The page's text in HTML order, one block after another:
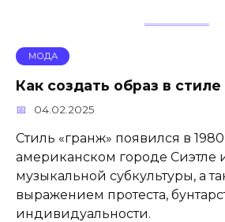
МОДА
Как создать образ в
04.02.2025
Стиль «гранж» появился в
американском городе Сиэтле
музыкальной субкультуры, а
выражением протеста,
индивидуальности.